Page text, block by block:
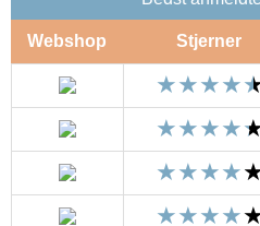
Webshop Stjerner